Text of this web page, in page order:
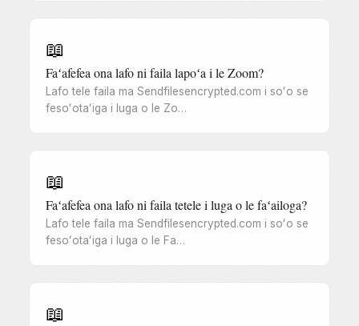
📖
Faʻafefea ona lafo ni faila lapoʻa i le Zoom?
Lafo tele faila ma Sendfilesencrypted.com i soʻo se
fesoʻotaʻiga i luga o le Zo…
📖
Faʻafefea ona lafo ni faila tetele i luga o le faʻailoga?
Lafo tele faila ma Sendfilesencrypted.com i soʻo se
fesoʻotaʻiga i luga o le Fa…
📖